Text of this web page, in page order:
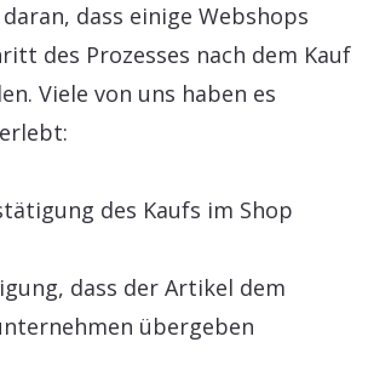
dass einige Webshops
des Prozesses nach dem Kauf
Viele von uns haben es
des Kaufs im Shop
dass der Artikel dem
übergeben